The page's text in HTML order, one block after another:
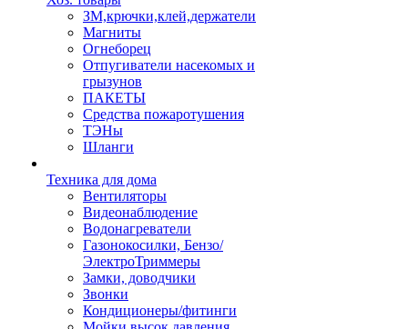
ЗМ,крючки,клей,держатели
Магниты
Огнеборец
Отпугиватели насекомых и
грызунов
ПАКЕТЫ
Средства пожаротушения
ТЭНы
Шланги
Техника для дома
Вентиляторы
Видеонаблюдение
Водонагреватели
Газонокосилки, Бензо/
ЭлектроТриммеры
Замки, доводчики
Звонки
Кондиционеры/фитинги